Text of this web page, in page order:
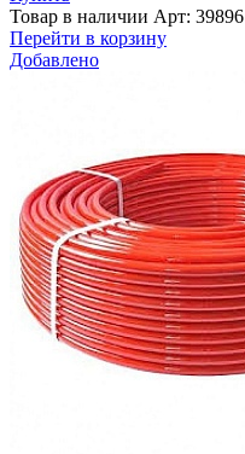
Товар в наличии Арт: 39896
Перейти в корзину
Добавлено